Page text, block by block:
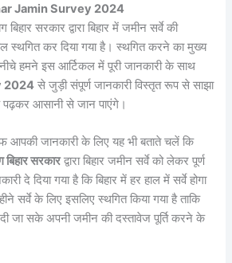
Jamin Survey 2024
सरकार द्वारा बिहार में जमीन सर्वे की
स्थगित कर दिया गया है। स्थगित करने का मुख्य
हमने इस आर्टिकल में पूरी जानकारी के साथ
2024 से जुड़ी संपूर्ण जानकारी विस्तृत रूप से साझा
पढ़कर आसानी से जान पाएंगे।
आपकी जानकारी के लिए यह भी बताते चलें कि
बिहार सरकारद्वारा बिहार जमीन सर्वे को लेकर पूर्ण
दे दिया गया है कि बिहार में हर हाल में सर्वे होगा
सर्वे के लिए इसलिए स्थगित किया गया है ताकि
जा सके अपनी जमीन की दस्तावेज पूर्ति करने के